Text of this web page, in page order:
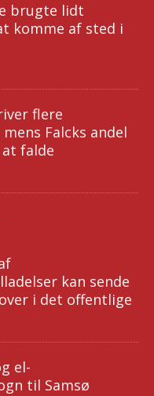
brugte lidt
komme af sted i
flere
Falcks andel
falde
kan sende
i det offentlige
el-
til Samsø